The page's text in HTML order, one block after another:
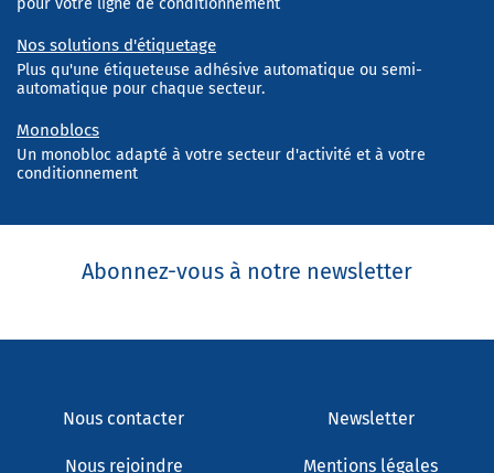
pour votre ligne de conditionnement
Nos solutions d'étiquetage
Plus qu'une étiqueteuse adhésive automatique ou semi-
automatique pour chaque secteur.
Monoblocs
Un monobloc adapté à votre secteur d'activité et à votre
conditionnement
Abonnez-vous à notre newsletter
Nous contacter Newsletter
Nous rejoindre Mentions légales